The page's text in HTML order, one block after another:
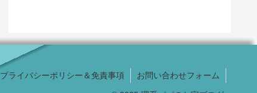
プライバシーポリシー＆免責事項 お問い合わせフォーム